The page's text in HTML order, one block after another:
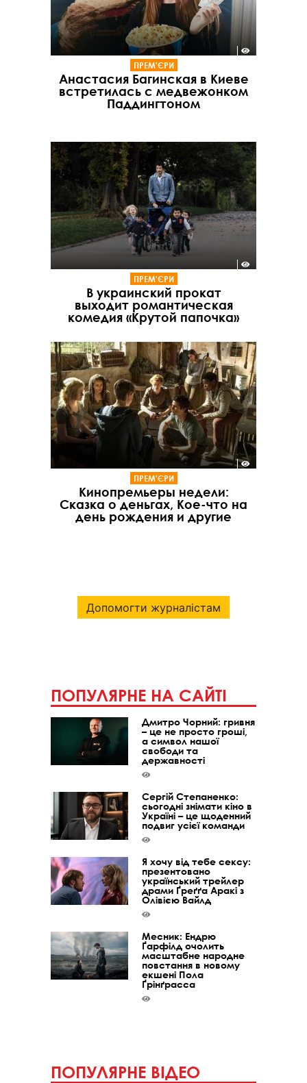
ПРЕМ'ЄРИ
Анастасия Багинская в Киеве
встретилась с медвежонком
Паддингтоном
ПРЕМ'ЄРИ
В украинский прокат
выходит романтическая
комедия «Крутой папочка»
ПРЕМ'ЄРИ
Кинопремьеры недели:
Сказка о деньгах, Кое-что на
день рождения и другие
Допомогти журналістам
ПОПУЛЯРНЕ НА САЙТІ
Дмитро Чорний: гривня
– це не просто гроші,
а символ нашої
свободи та
державності
Сергій Степаненко:
сьогодні знімати кіно в
Україні – це щоденний
подвиг усієї команди
Я хочу від тебе сексу:
презентовано
український трейлер
драми Ґреґґа Аракі з
Олівією Вайлд
Месник: Ендрю
Ґарфілд очолить
масштабне народне
повстання в новому
екшені Пола
Ґрінґрасса
ПОПУЛЯРНЕ ВІДЕО